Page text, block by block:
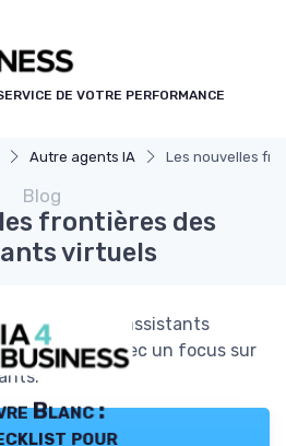
DE VOTRE PERFORMANCE
Autre agents IA Les nouvelles
Blog
frontières des
virtuels
des assistants
affaires, avec un focus sur
Blanc :
pour